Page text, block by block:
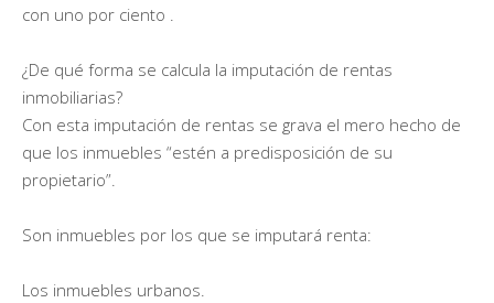
con uno por ciento .
¿De qué forma se calcula la imputación de rentas
inmobiliarias?
Con esta imputación de rentas se grava el mero hecho de
que los inmuebles “estén a predisposición de su
propietario”.
Son inmuebles por los que se imputará renta:
Los inmuebles urbanos.